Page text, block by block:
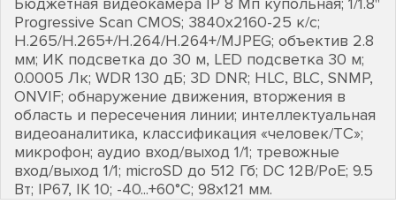
Progressive Scan CMOS; 3840х2160-25 к/с;
H.265/H.265+/H.264/H.264+/MJPEG; объектив 2.8
мм; ИК подсветка до 30 м, LED подсветка 30 м;
0.0005 Лк; WDR 130 дБ; 3D DNR; HLC, BLC, SNMP,
ONVIF; обнаружение движения, вторжения в
область и пересечения линии; интеллектуальная
видеоаналитика, классификация «человек/ТС»;
микрофон; аудио вход/выход 1/1; тревожные
вход/выход 1/1; microSD до 512 Гб; DC 12В/PoE; 9.5
Вт; IP67, IK 10; -40...+60°C; 98х121 мм.